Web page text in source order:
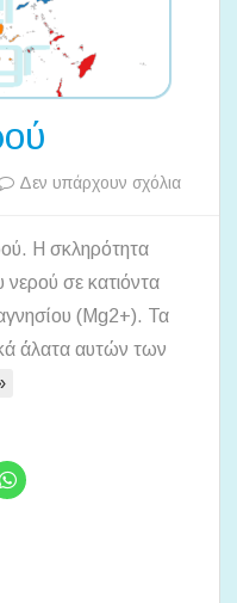
Δεν υπάρχουν σχόλιαστο
Η σκληρότητα
νερού σε κατιόντα
(Mg2+). Τα
άλατα αυτών των